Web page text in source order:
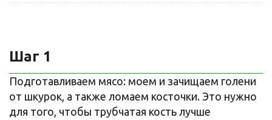
Шаг 1
Подготавливаем мясо: моем и зачищаем голени
от шкурок, а также ломаем косточки. Это нужно
для того, чтобы трубчатая кость лучше